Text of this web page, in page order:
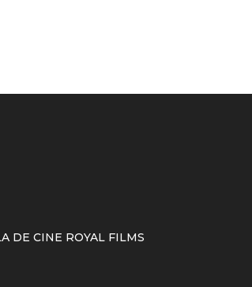
DE CINE ROYAL FILMS